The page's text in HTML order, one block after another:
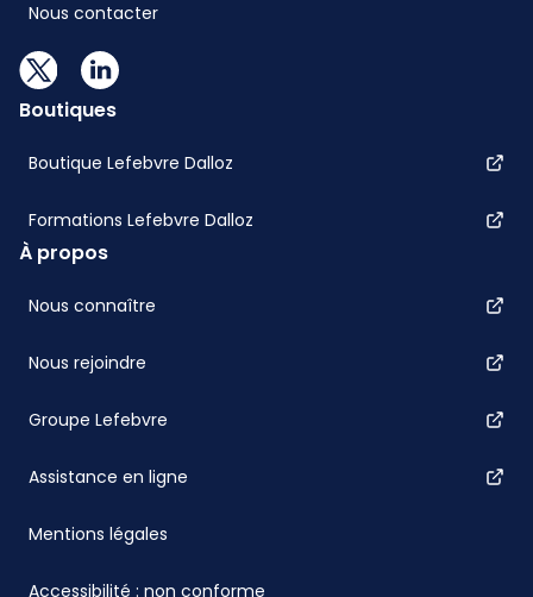
Nous contacter
Boutiques
Boutique Lefebvre Dalloz
Formations Lefebvre Dalloz
À propos
Nous connaître
Nous rejoindre
Groupe Lefebvre
Assistance en ligne
Mentions légales
Accessibilité : non conforme